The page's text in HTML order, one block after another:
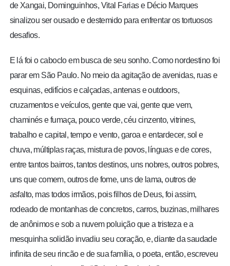
de Xangai, Dominguinhos, Vital Farias e Décio Marques
sinalizou ser ousado e destemido para enfrentar os tortuosos
desafios.
E lá foi o caboclo em busca de seu sonho. Como nordestino foi
parar em São Paulo. No meio da agitação de avenidas, ruas e
esquinas, edifícios e calçadas, antenas e outdoors,
cruzamentos e veículos, gente que vai, gente que vem,
chaminés e fumaça, pouco verde, céu cinzento, vitrines,
trabalho e capital, tempo e vento, garoa e entardecer, sol e
chuva, múltiplas raças, mistura de povos, línguas e de cores,
entre tantos bairros, tantos destinos, uns nobres, outros pobres,
uns que comem, outros de fome, uns de lama, outros de
asfalto, mas todos irmãos, pois filhos de Deus, foi assim,
rodeado de montanhas de concretos, carros, buzinas, milhares
de anônimos e sob a nuvem poluição que a tristeza e a
mesquinha solidão invadiu seu coração, e, diante da saudade
infinita de seu rincão e de sua família, o poeta, então, escreveu